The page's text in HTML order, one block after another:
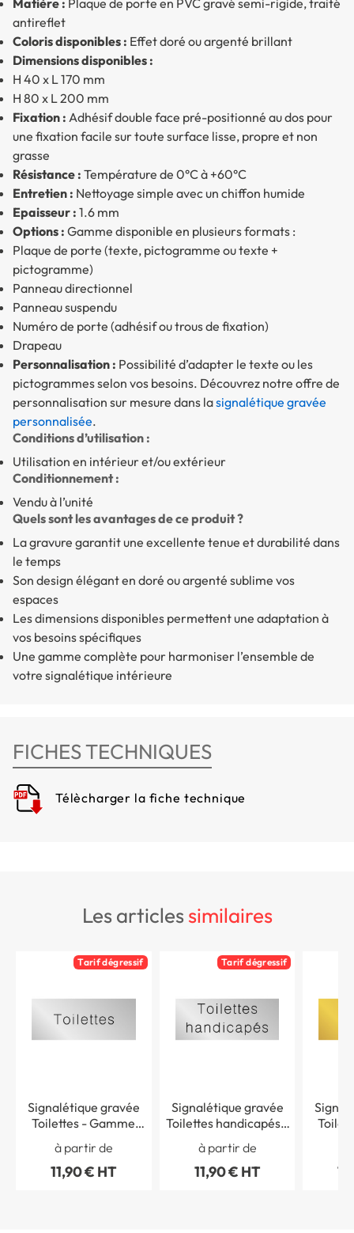
antireflet
Coloris disponibles : Effet doré ou argenté brillant
Dimensions disponibles :
H 40 x L 170 mm
H 80 x L 200 mm
Fixation : Adhésif double face pré-positionné au dos pour
une fixation facile sur toute surface lisse, propre et non
grasse
Résistance : Température de 0°C à +60°C
Entretien : Nettoyage simple avec un chiffon humide
Epaisseur : 1.6 mm
Options : Gamme disponible en plusieurs formats :
Plaque de porte (texte, pictogramme ou texte +
pictogramme)
Panneau directionnel
Panneau suspendu
Numéro de porte (adhésif ou trous de fixation)
Drapeau
Personnalisation : Possibilité d’adapter le texte ou les
pictogrammes selon vos besoins. Découvrez notre offre de
personnalisation sur mesure dans lasignalétique gravée
personnalisée.
Conditions d’utilisation :
Utilisation en intérieur et/ou extérieur
Conditionnement :
Vendu à l’unité
Quels sont les avantages de ce produit ?
La gravure garantit une excellente tenue et durabilité dans
le temps
Son design élégant en doré ou argenté sublime vos
espaces
Les dimensions disponibles permettent une adaptation à
vos besoins spécifiques
Une gamme complète pour harmoniser l’ensemble de
votre signalétique intérieure
FICHES TECHNIQUES
Télècharger la fiche technique
les articlessimilaires
Tarif dégressif
Signalétique gravée
Toilettes - Gamme
à partir de
11,90 € HT
Tarif dégressif
Signalétique gravée
Toilettes handicapés -
Gamme Métal
à partir de
11,90 € HT